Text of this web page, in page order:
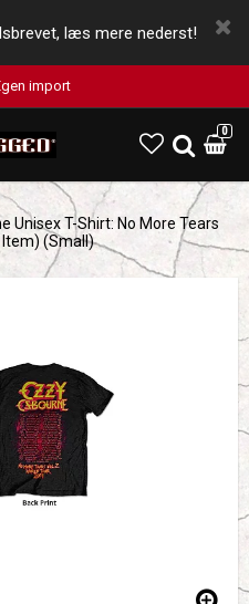
læs mere nederst!
import
0
Unisex T-Shirt: No More Tears
(Small)